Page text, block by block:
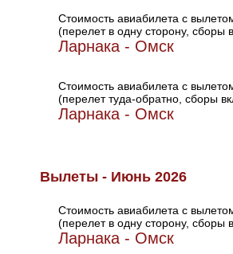
Стоимость авиабилета с
(перелет в одну сторону, сборы
Ларнака - Омск
Стоимость авиабилета с
(перелет туда-обратно, сборы
Ларнака - Омск
Вылеты - Июнь 2026
Стоимость авиабилета с
(перелет в одну сторону, сборы
Ларнака - Омск